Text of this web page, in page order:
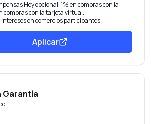
Hey opcional: 1% en compras con la
compras con la tarjeta virtual.
Intereses en comercios participantes.
Aplicar
Garantía